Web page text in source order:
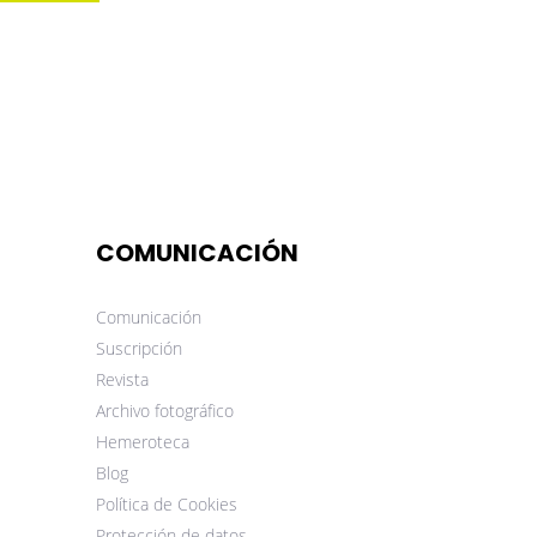
COMUNICACIÓN
Comunicación
Suscripción
Revista
Archivo fotográfico
Hemeroteca
Blog
Política de Cookies